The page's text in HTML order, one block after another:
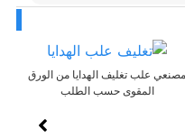
تغليف الهدايا من الورق
المقوى حسب الطلب